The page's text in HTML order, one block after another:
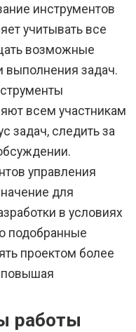
инструментов
учитывать все
возможные
выполнения задач.
всем участникам
задач, следить за
управления
для
в условиях
подобранные
проектом более
повышая
работы